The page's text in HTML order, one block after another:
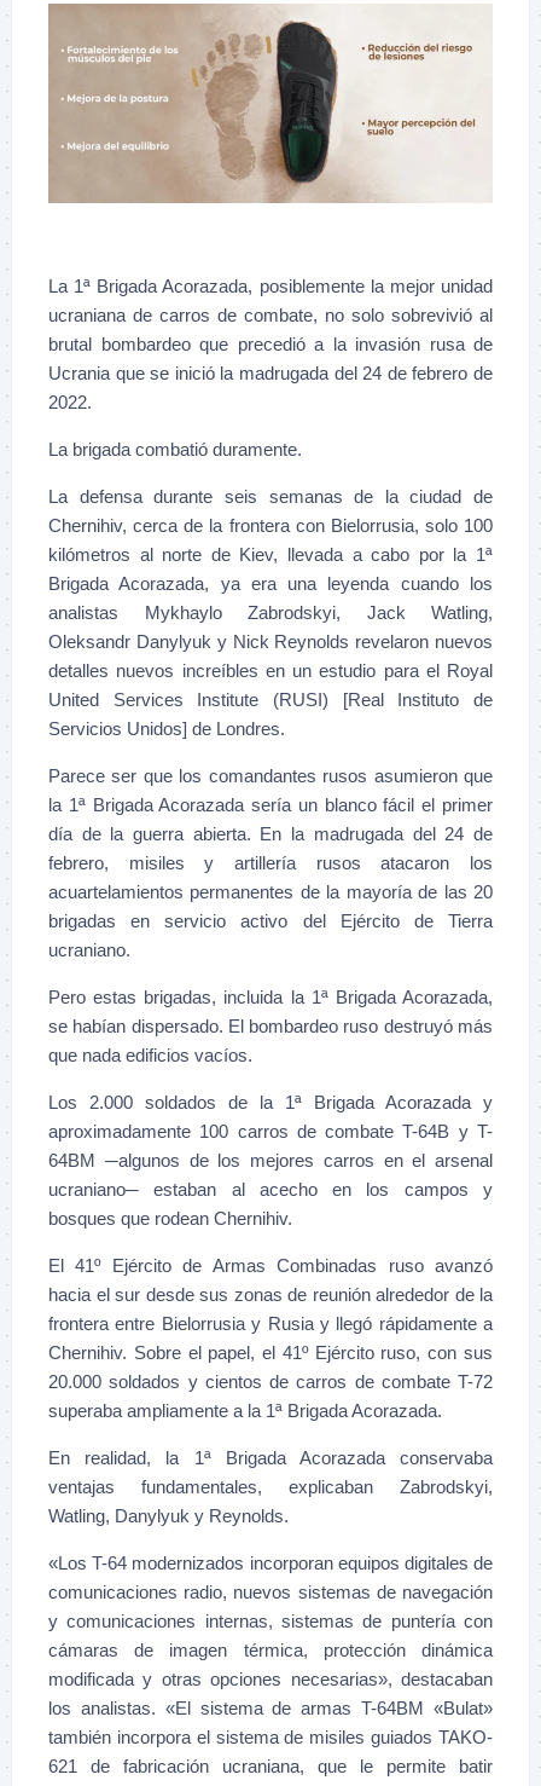
La 1ª Brigada Acorazada, posiblemente la mejor unidad
ucraniana de carros de combate, no solo sobrevivió al
brutal bombardeo que precedió a la invasión rusa de
Ucrania que se inició la madrugada del 24 de febrero de
2022.
La brigada combatió duramente.
La defensa durante seis semanas de la ciudad de
Chernihiv, cerca de la frontera con Bielorrusia, solo 100
kilómetros al norte de Kiev, llevada a cabo por la 1ª
Brigada Acorazada, ya era una leyenda cuando los
analistas Mykhaylo Zabrodskyi, Jack Watling,
Oleksandr Danylyuk y Nick Reynolds revelaron nuevos
detalles nuevos increíbles en un estudio para el Royal
United Services Institute (RUSI) [Real Instituto de
Servicios Unidos] de Londres.
Parece ser que los comandantes rusos asumieron que
la 1ª Brigada Acorazada sería un blanco fácil el primer
día de la guerra abierta. En la madrugada del 24 de
febrero, misiles y artillería rusos atacaron los
acuartelamientos permanentes de la mayoría de las 20
brigadas en servicio activo del Ejército de Tierra
ucraniano.
Pero estas brigadas, incluida la 1ª Brigada Acorazada,
se habían dispersado. El bombardeo ruso destruyó más
que nada edificios vacíos.
Los 2.000 soldados de la 1ª Brigada Acorazada y
aproximadamente 100 carros de combate T-64B y T-
64BM ─algunos de los mejores carros en el arsenal
ucraniano─ estaban al acecho en los campos y
bosques que rodean Chernihiv.
El 41º Ejército de Armas Combinadas ruso avanzó
hacia el sur desde sus zonas de reunión alrededor de la
frontera entre Bielorrusia y Rusia y llegó rápidamente a
Chernihiv. Sobre el papel, el 41º Ejército ruso, con sus
20.000 soldados y cientos de carros de combate T-72
superaba ampliamente a la 1ª Brigada Acorazada.
En realidad, la 1ª Brigada Acorazada conservaba
ventajas fundamentales, explicaban Zabrodskyi,
Watling, Danylyuk y Reynolds.
«Los T-64 modernizados incorporan equipos digitales de
comunicaciones radio, nuevos sistemas de navegación
y comunicaciones internas, sistemas de puntería con
cámaras de imagen térmica, protección dinámica
modificada y otras opciones necesarias», destacaban
los analistas. «El sistema de armas T-64BM «Bulat»
también incorpora el sistema de misiles guiados TAKO-
621 de fabricación ucraniana, que le permite batir